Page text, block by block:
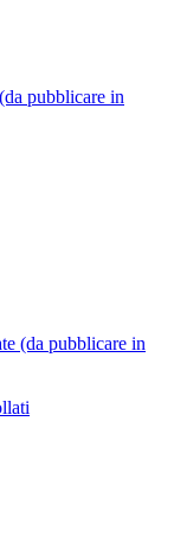
pubblicare in
(da pubblicare in